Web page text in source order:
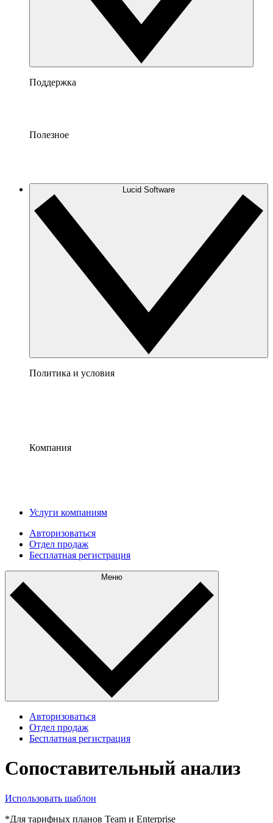
Поддержка
Полезное
Lucid Software
Политика и условия
Компания
Услуги компаниям
Авторизоваться
Отдел продаж
Бесплатная регистрация
Меню
Авторизоваться
Отдел продаж
Бесплатная регистрация
Сопоставительный анализ
Использовать шаблон
*Для тарифных планов Team и Enterprise